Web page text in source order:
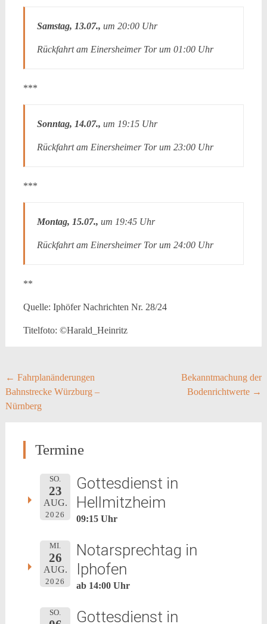
Samstag, 13.07., um 20:00 Uhr
Rückfahrt am Einersheimer Tor um 01:00 Uhr
***
Sonntag, 14.07., um 19:15 Uhr
Rückfahrt am Einersheimer Tor um 23:00 Uhr
***
Montag, 15.07., um 19:45 Uhr
Rückfahrt am Einersheimer Tor um 24:00 Uhr
**
Quelle: Iphöfer Nachrichten Nr. 28/24
Titelfoto: ©Harald_Heinritz
Post
navigation
← Fahrplanänderungen
Bahnstrecke Würzburg –
Nürnberg
Bekanntmachung der
Bodenrichtwerte →
Termine
SO.
23
AUG.
2026
Gottesdienst in
Hellmitzheim
09:15 Uhr
MI.
26
AUG.
2026
Notarsprechtag in
Iphofen
ab 14:00 Uhr
SO. Gottesdienst in